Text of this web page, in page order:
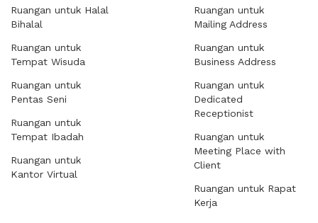
Ruangan untuk Halal
Bihalal
Ruangan untuk
Tempat Wisuda
Ruangan untuk
Pentas Seni
Ruangan untuk
Tempat Ibadah
Ruangan untuk
Kantor Virtual
Ruangan untuk
Mailing Address
Ruangan untuk
Business Address
Ruangan untuk
Dedicated
Receptionist
Ruangan untuk
Meeting Place with
Client
Ruangan untuk Rapat
Kerja